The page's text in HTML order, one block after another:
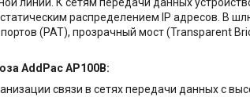
линии. К сетям передачи данных
распределением IP адресов. В
(PAT), прозрачный мост (Transparent
AddPacAP100B:
связи в сетях передачи данных с